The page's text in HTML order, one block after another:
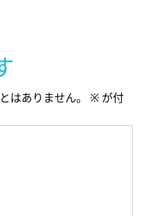
はありません。 ※ が付